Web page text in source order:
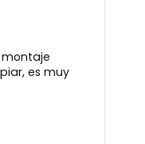
es muy